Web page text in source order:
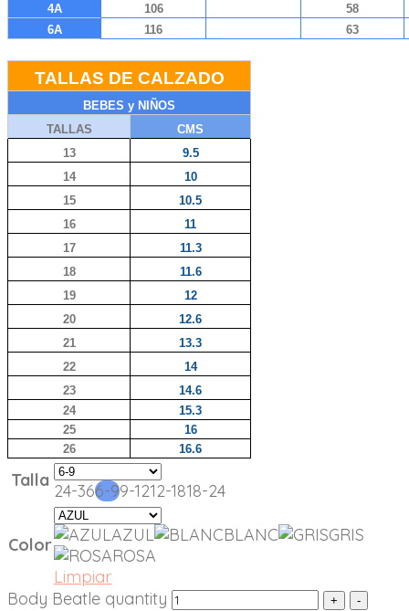
4A
106
58
6A
116 63
TALLAS DE CALZADO
BEBES y NIÑOS
TALLAS
CMS
13
9.5
14
10
15
10.5
16
11
17
11.3
18
11.6
19
12
20
12.6
21
13.3
22
14
23
14.6
24
15.3
25
16
26
16.6
Talla
24-366-99-1212-1818-24
Color AZUL BLANC
GRIS
ROSA
Limpiar
Body Beatle quantity